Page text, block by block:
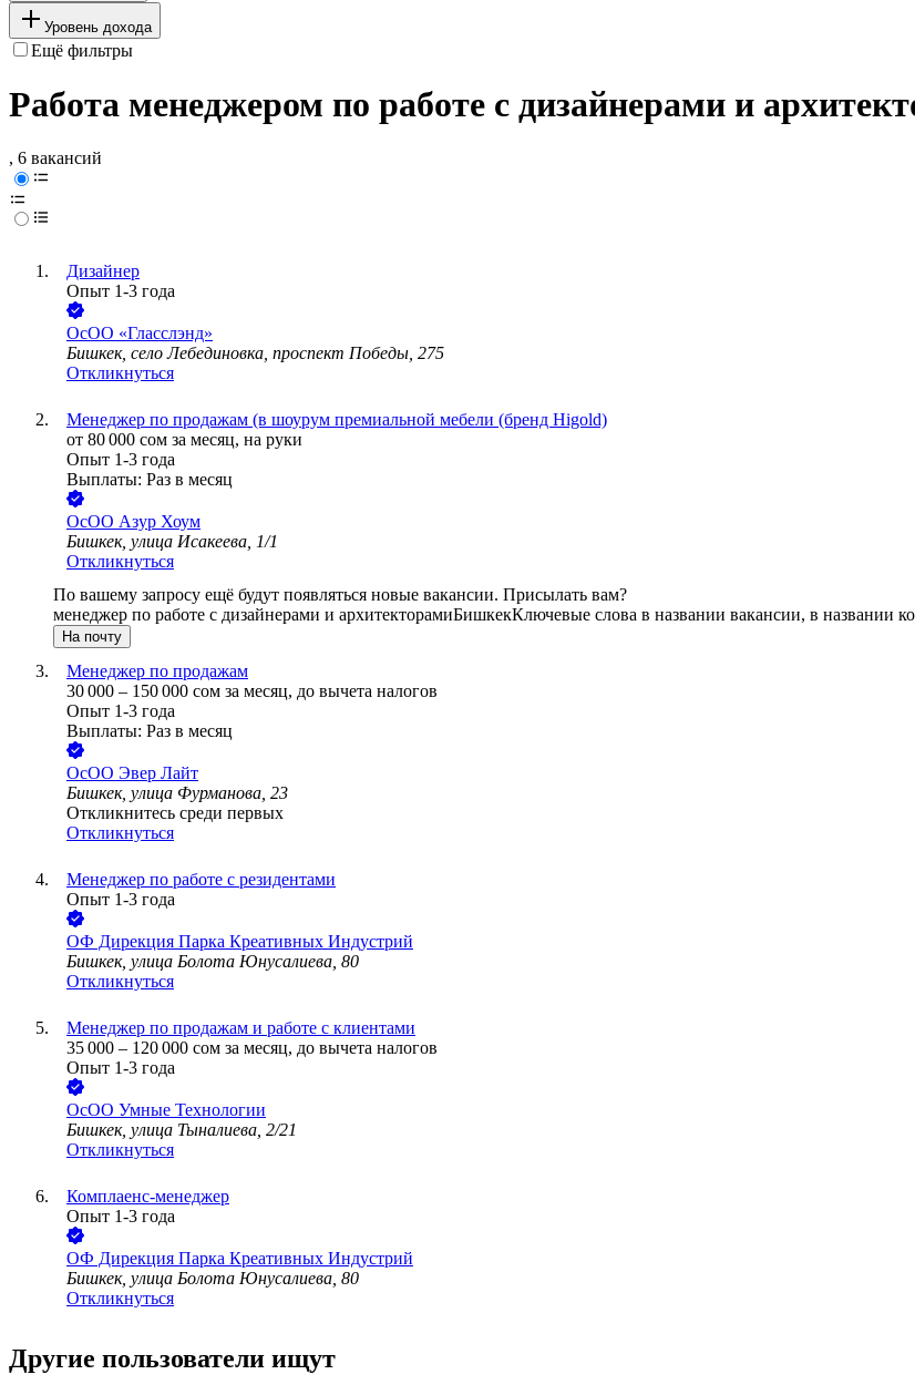
Уровень дохода
Ещё фильтры
Работа менеджером по работе с дизайнерами и
, 6 вакансий
Дизайнер
Опыт 1-3 года
ОсОО «Гласслэнд»
Бишкек, село Лебединовка, проспект Победы, 275
Откликнуться
Менеджер по продажам (в шоурум премиальной мебели (бренд Higold)
от 80 000 сом за месяц, на руки
Опыт 1-3 года
Выплаты: Раз в месяц
ОсОО Азур Хоум
Бишкек, улица Исакеева, 1/1
Откликнуться
По вашему запросу ещё будут появляться новые вакансии. Присылать вам?
менеджер по работе с дизайнерами и архитекторамиБишкекКлючевые слова в названии вакансии, в названии
На почту
Менеджер по продажам
30 000 – 150 000 сом за месяц, до вычета налогов
Опыт 1-3 года
Выплаты: Раз в месяц
ОсОО Эвер Лайт
Бишкек, улица Фурманова, 23
Откликнитесь среди первых
Откликнуться
Менеджер по работе с резидентами
Опыт 1-3 года
ОФ Дирекция Парка Креативных Индустрий
Бишкек, улица Болота Юнусалиева, 80
Откликнуться
Менеджер по продажам и работе с клиентами
35 000 – 120 000 сом за месяц, до вычета налогов
Опыт 1-3 года
ОсОО Умные Технологии
Бишкек, улица Тыналиева, 2/21
Откликнуться
Комплаенс-менеджер
Опыт 1-3 года
ОФ Дирекция Парка Креативных Индустрий
Бишкек, улица Болота Юнусалиева, 80
Откликнуться
Другие пользователи ищут